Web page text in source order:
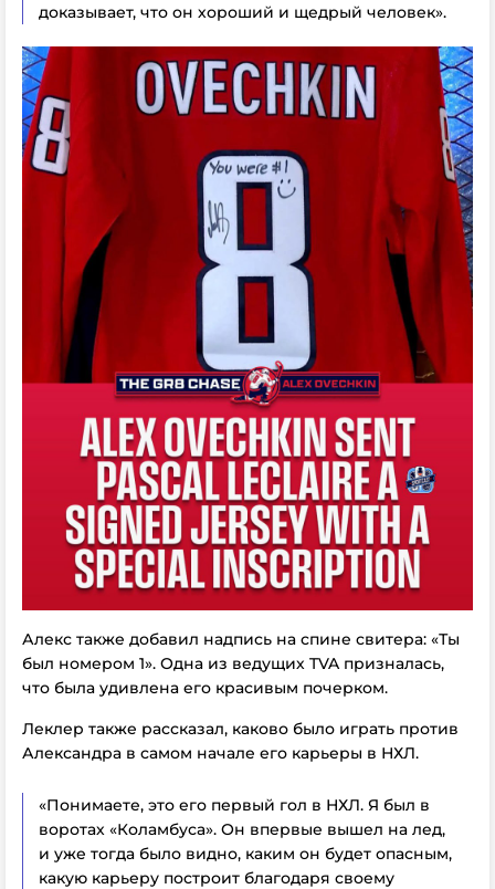
доказывает, что он хороший и щедрый человек».
Алекс также добавил надпись на спине свитера: «Ты
был номером 1». Одна из ведущих TVA призналась,
что была удивлена его красивым почерком.
Леклер также рассказал, каково было играть против
Александра в самом начале его карьеры в НХЛ.
«Понимаете, это его первый гол в НХЛ. Я был в
воротах «Коламбуса». Он впервые вышел на лед,
и уже тогда было видно, каким он будет опасным,
какую карьеру построит благодаря своему